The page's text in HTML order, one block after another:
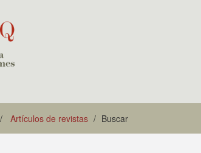
Artículos de revistas Buscar